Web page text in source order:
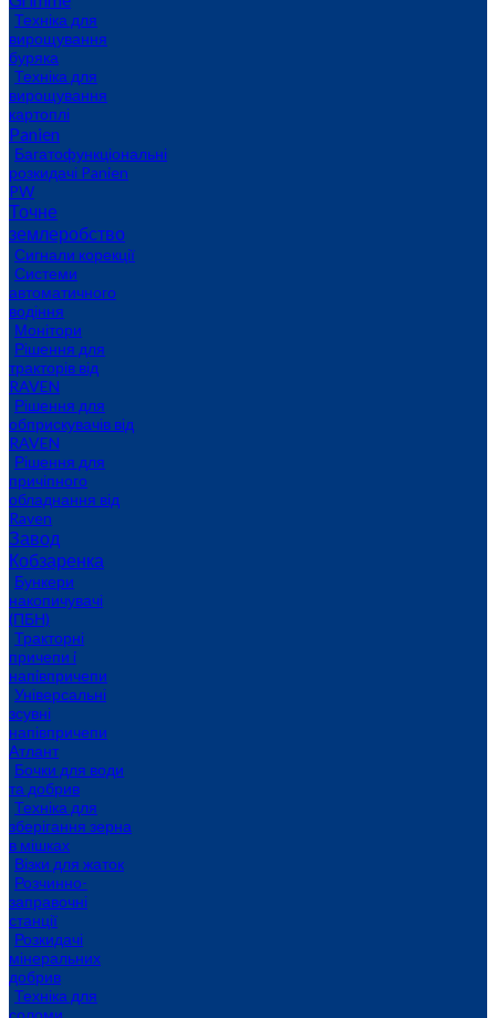
Техніка для
вирощування
буряка
Техніка для
вирощування
картоплі
Panien
Багатофункціональні
розкидачі Panien
PW
Точне
землеробство
Сигнали корекції
Системи
автоматичного
водіння
Монітори
Рішення для
тракторів від
RAVEN
Рішення для
обприскувачів від
RAVEN
Рішення для
причіпного
обладнання від
Raven
Завод
Кобзаренка
Бункери
накопичувачі
(ПБН)
Тракторні
причепи i
напiвпричепи
Універсальні
зсувні
напівпричепи
Атлант
Бочки для води
та добрив
Техніка для
зберігання зерна
в мішках
Візки для жаток
Розчинно-
заправочні
станції
Розкидачі
мінеральних
добрив
Техніка для
соломи